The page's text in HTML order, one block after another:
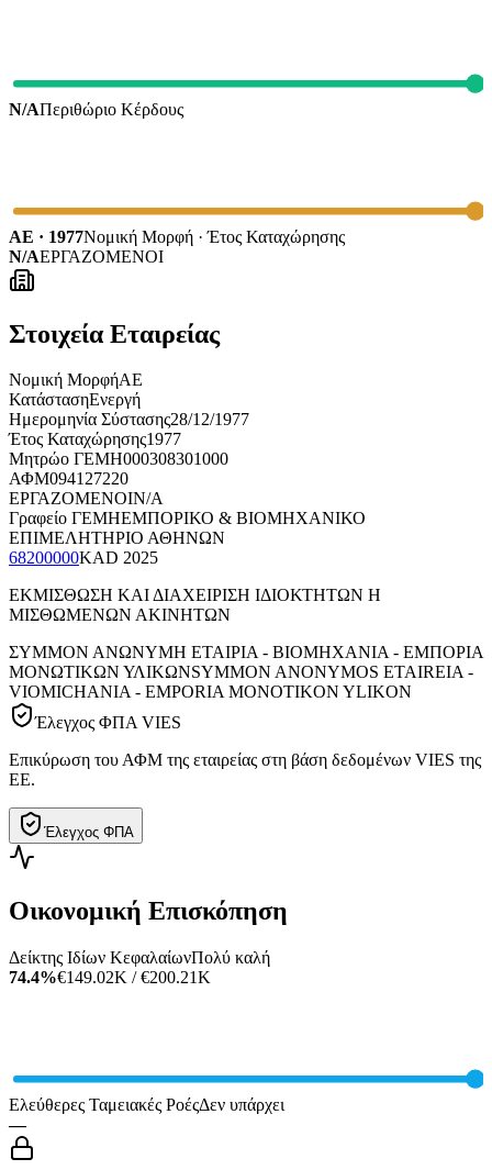
N/AΠεριθώριο Κέρδους
ΑΕ · 1977Νομική Μορφή · Έτος Καταχώρησης
N/AΕΡΓΑΖΟΜΕΝΟΙ
Στοιχεία Εταιρείας
Νομική ΜορφήΑΕ
ΚατάστασηΕνεργή
Ημερομηνία Σύστασης28/12/1977
Έτος Καταχώρησης1977
Μητρώο ΓΕΜΗ000308301000
ΑΦΜ094127220
ΕΡΓΑΖΟΜΕΝΟΙN/A
Γραφείο ΓΕΜΗΕΜΠΟΡΙΚΟ & ΒΙΟΜΗΧΑΝΙΚΟ
ΕΠΙΜΕΛΗΤΗΡΙΟ ΑΘΗΝΩΝ
68200000KAD 2025
ΕΚΜΙΣΘΩΣΗ ΚΑΙ ΔΙΑΧΕΙΡΙΣΗ ΙΔΙΟΚΤΗΤΩΝ Η
ΜΙΣΘΩΜΕΝΩΝ ΑΚΙΝΗΤΩΝ
ΣΥΜΜΟΝ ΑΝΩΝΥΜΗ ΕΤΑΙΡΙΑ - ΒΙΟΜΗΧΑΝΙΑ - ΕΜΠΟΡΙΑ
ΜΟΝΩΤΙΚΩΝ ΥΛΙΚΩΝSYMMON ANONYMOS ETAIREIA -
VIOMICHANIA - EMPORIA MONOTIKON YLIKON
Έλεγχος ΦΠΑ VIES
Επικύρωση του ΑΦΜ της εταιρείας στη βάση δεδομένων VIES της
ΕΕ.
Έλεγχος ΦΠΑ
Οικονομική Επισκόπηση
Δείκτης Ιδίων ΚεφαλαίωνΠολύ καλή
74.4%€149.02K / €200.21K
Ελεύθερες Ταμειακές ΡοέςΔεν υπάρχει
—